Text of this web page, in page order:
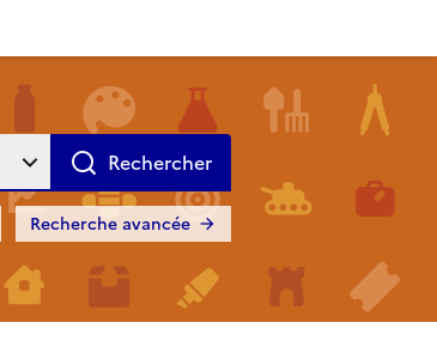
Recherche avancée